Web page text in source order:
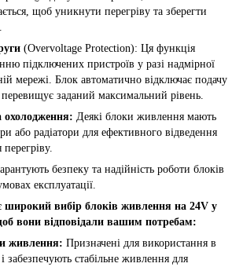
щоб уникнути перегріву та зберегти
(Overvoltage Protection): Ця функція
підключених пристроїв у разі надмірної
мережі. Блок автоматично відключає подачу
заданий максимальний рівень.
охолодження: Деякі блоки живлення мають
або радіатори для ефективного відведення
перегріву.
безпеку та надійність роботи блоків
експлуатації.
вибір блоків живлення на 24V у
вони відповідали вашим потребам:
живлення: Призначені для використання в
забезпечують стабільне живлення для